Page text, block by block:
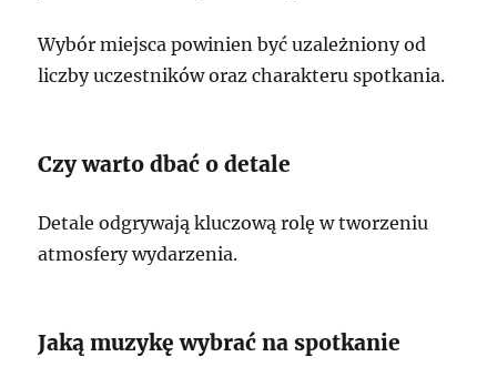
Wybór miejsca powinien być uzależniony od
liczby uczestników oraz charakteru spotkania.
Czy warto dbać o detale
Detale odgrywają kluczową rolę w tworzeniu
atmosfery wydarzenia.
Jaką muzykę wybrać na spotkanie